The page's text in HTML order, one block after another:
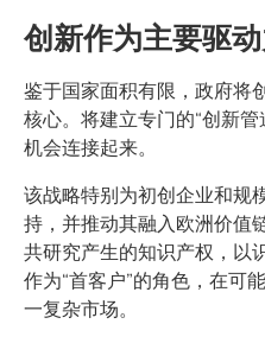
创新作为主要驱
鉴于国家面积有限，政府将
核心。将建立专门的“创新
机会连接起来。
该战略特别为初创企业和规
持，并推动其融入欧洲价值
共研究产生的知识产权，以
作为“首客户”的角色，在可
一复杂市场。